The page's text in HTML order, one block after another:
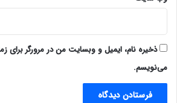
ذخیره نام، ایمیل و وبسایت من در مرورگر برای
می‌نویسم.